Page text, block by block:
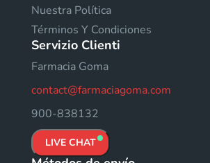
Nuestra Política
Términos Y Condiciones
Servizio Clienti
Farmacia Goma
contact@farmaciagoma.com
900-838132
LIVE CHAT